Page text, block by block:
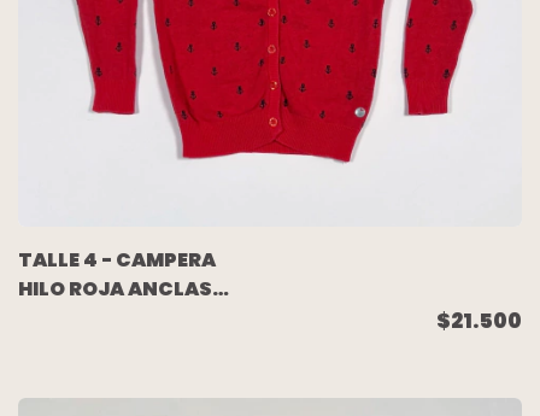
TALLE 4 - CAMPERA
HILO ROJA ANCLAS
$21.500